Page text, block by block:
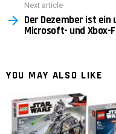
Next article
Der Dezember ist
Microsoft- und Xbox-
YOU MAY ALSO LIKE